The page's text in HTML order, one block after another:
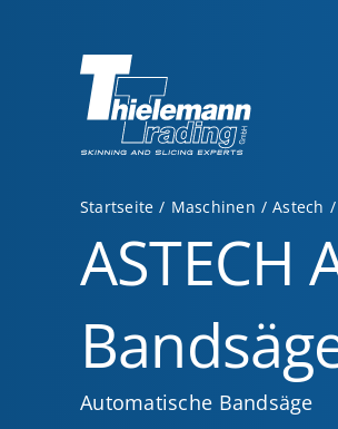
ASTECH
Automatische Bandsäge
Startseite Maschinen Astech